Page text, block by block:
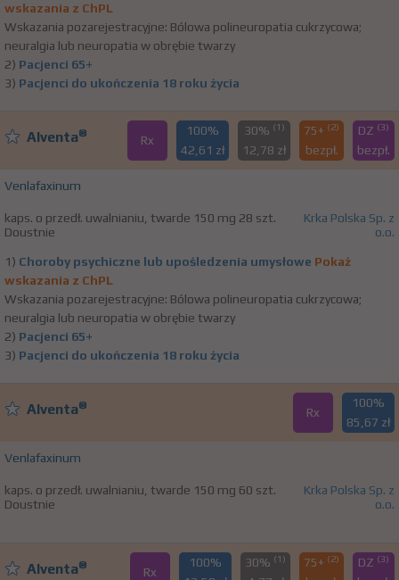
wskazania z ChPL
Wskazania pozarejestracyjne: Bólowa polineuropatia cukrzycowa;
neuralgia lub neuropatia w obrębie twarzy
2) Pacjenci 65+
3) Pacjenci do ukończenia 18 roku życia
Alventa® Rx
100%
42,61 zł
30% (1)
12,78 zł
75+ (2)
bezpł.
DZ (3)
bezpł.
Venlafaxinum
kaps. o przedł. uwalnianiu, twarde 150 mg 28 szt.
Doustnie
Krka Polska Sp. z
o.o.
1) Choroby psychiczne lub upośledzenia umysłowe Pokaż
wskazania z ChPL
Wskazania pozarejestracyjne: Bólowa polineuropatia cukrzycowa;
neuralgia lub neuropatia w obrębie twarzy
2) Pacjenci 65+
3) Pacjenci do ukończenia 18 roku życia
Alventa® Rx
100%
85,67 zł
Venlafaxinum
kaps. o przedł. uwalnianiu, twarde 150 mg 60 szt.
Doustnie
Krka Polska Sp. z
o.o.
Alventa® Rx
100%
30% (1) 75+ (2) DZ (3)